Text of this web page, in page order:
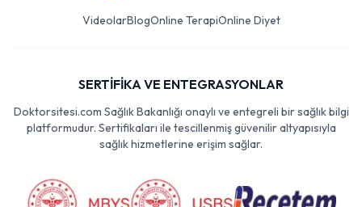
VideolarBlogOnline TerapiOnline Diyet
SERTİFİKA VE ENTEGRASYONLAR
Doktorsitesi.com Sağlık Bakanlığı onaylı ve entegreli bir sağlık bilgi
platformudur. Sertifikaları ile tescillenmiş güvenilir altyapısıyla
sağlık hizmetlerine erişim sağlar.